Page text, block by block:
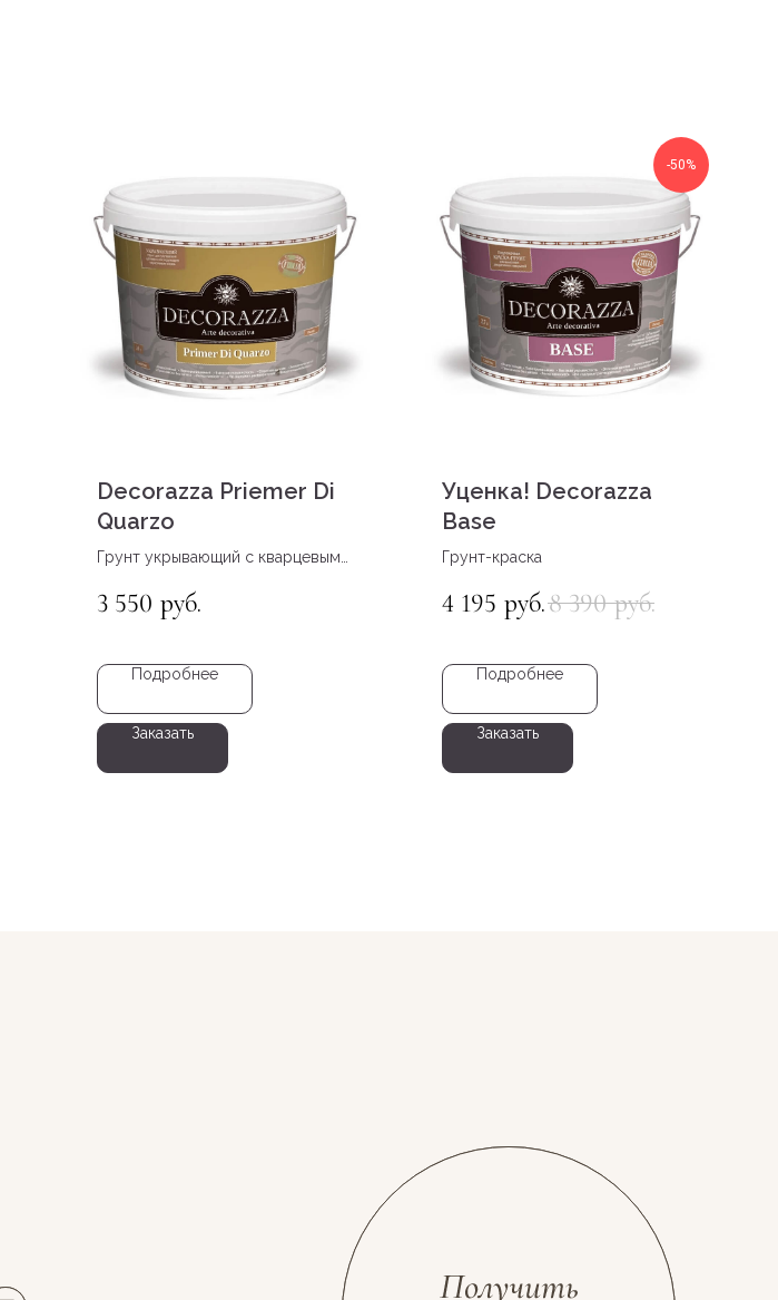
Decorazza Priemer Di
Quarzo
Грунт укрывающий с кварцевым
3 550 руб.
Подробнее
Заказать
-50%
Уценка! Decorazza
Base
Грунт-краска
4 195 руб.8 390 руб.
Подробнее
Заказать